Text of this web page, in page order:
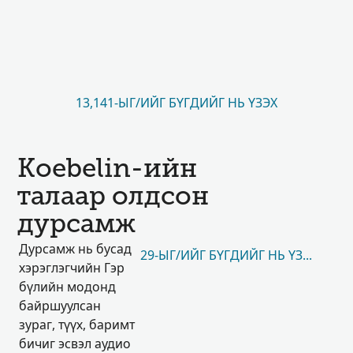
13,141-ЫГ/ИЙГ БҮГДИЙГ НЬ ҮЗЭХ
Koebelin-ийн
талаар олдсон
дурсамж
Дурсамж нь бусад
хэрэглэгчийн Гэр
бүлийн модонд
байршуулсан
зураг, түүх, баримт
бичиг эсвэл аудио
29-ЫГ/ИЙГ БҮГДИЙГ НЬ ҮЗЭХ